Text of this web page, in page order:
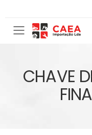
Toggle
CHAVE